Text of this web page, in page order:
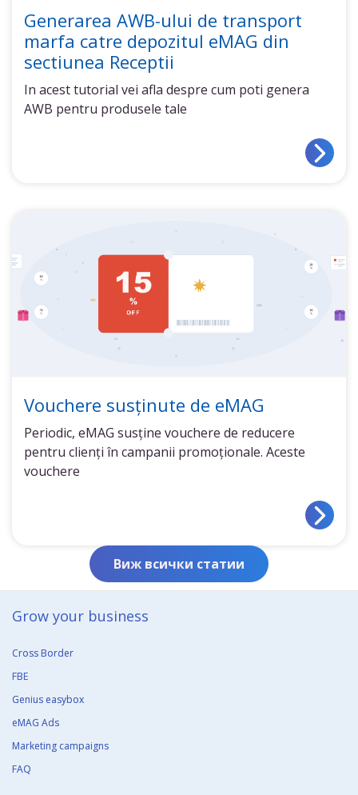
Generarea AWB-ului de transport
marfa catre depozitul eMAG din
sectiunea Receptii
In acest tutorial vei afla despre cum poti genera
AWB pentru produsele tale
Vouchere susținute de eMAG
Periodic, eMAG susține vouchere de reducere
pentru clienți în campanii promoționale. Aceste
vouchere
Виж всички статии
Grow your business​
Cross Border
FBE
Genius easybox
eMAG Ads
Marketing campaigns
FAQ